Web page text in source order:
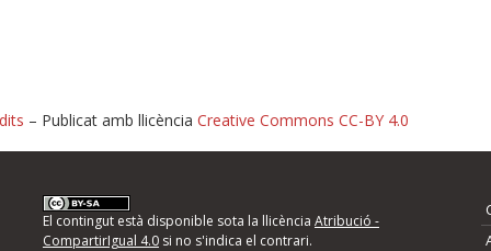
d'errors
– Publicat amb llicència Creative Commons CC-BY 4.0
El contingut està disponible sota la llicència Atribució -
CompartirIgual 4.0si no s'indica el contrari.